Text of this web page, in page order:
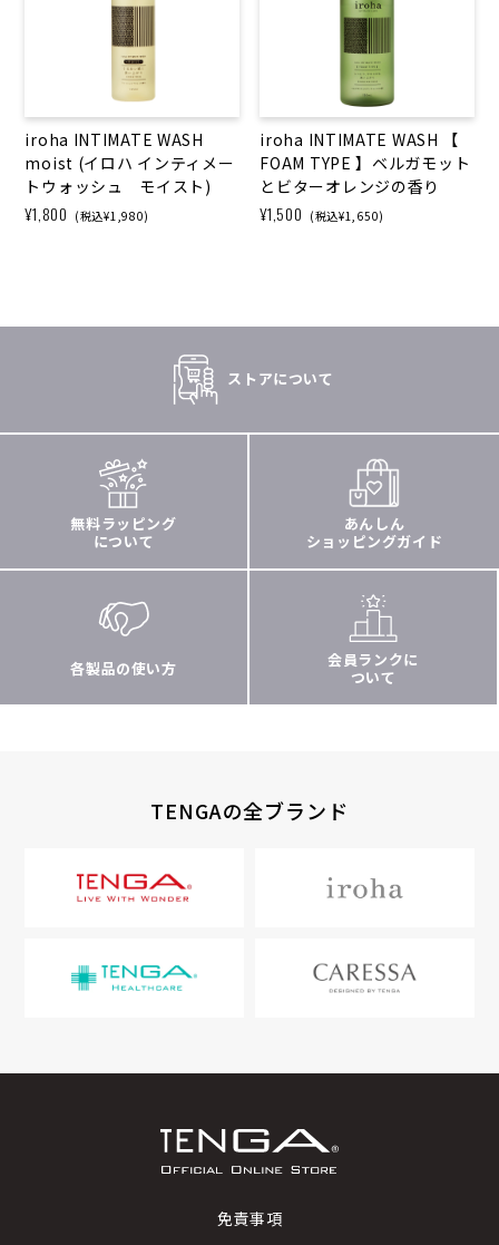
iroha INTIMATE WASH
moist (イロハ インティメー
トウォッシュ モイスト)
¥1,800 (税込¥1,980)
iroha INTIMATE WASH 【
FOAM TYPE 】ベルガモット
とビターオレンジの香り
¥1,500 (税込¥1,650)
ストアについて
無料ラッピング
について
あんしん
ショッピングガイド
各製品の使い方
会員ランクに
ついて
TENGAの全ブランド
免責事項